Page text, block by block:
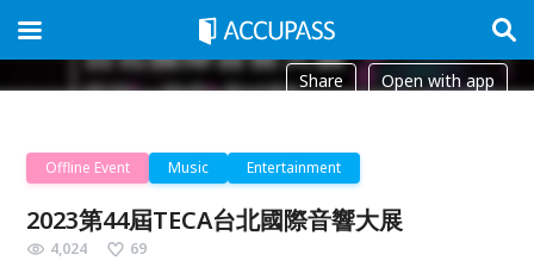
Share Open with app
Offline Event Music Entertainment
2023第44屆TECA台北國際音響大展
4,024 69